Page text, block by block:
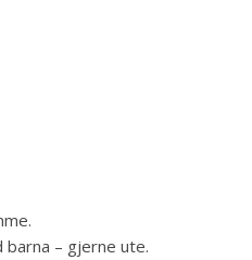
barna – gjerne ute.